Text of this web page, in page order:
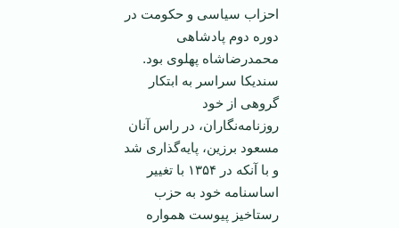
احزاب سیاسی و حکومت در
دوره دوم پادشاهی
محمدرضاشاه پهلوی بود.
سندیکا سراسر به ابتکار
گروهی از خود
روزنامه‌نگاران، در راس آنان
مسعود برزین، پایه‌گذاری شد
و با آنکه در ۱۳۵۴ با تغییر
اساسنامه خود به حزب
رستاخیز پیوست همواره